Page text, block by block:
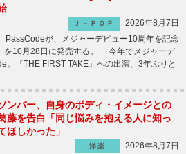
Ｊ－ＰＯＰ
2026年8月7日
PassCodeが、メジャーデビュー10周年を記念
を10月28日に発売する。 今年でメジャーデ
。『THE FIRST TAKE』への出演、3年ぶりと
ンバー、自身のボディ・イメージとの
藤を告白「同じ悩みを抱える人に知っ
ほしかった」
洋楽
2026年8月7日